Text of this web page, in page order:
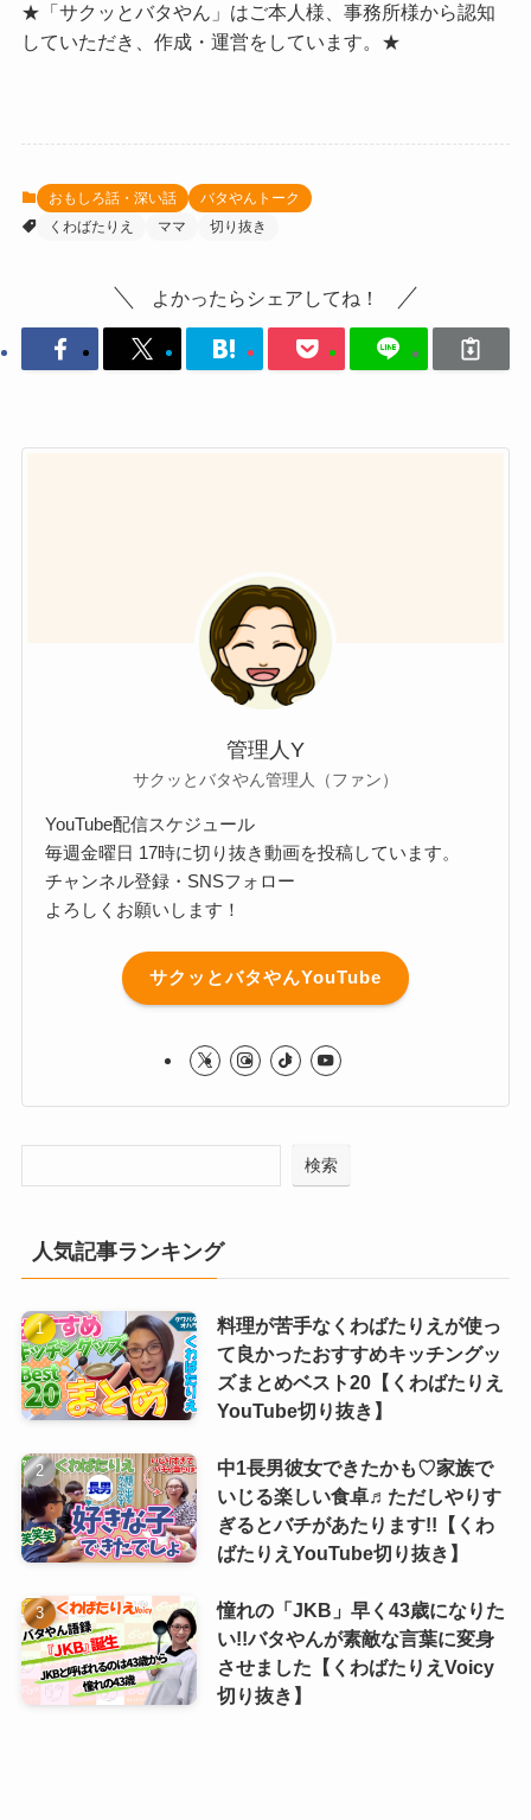
★「サクッとバタやん」はご本人様、事務所様から認知
していただき、作成・運営をしています。★
おもしろ話・深い話
バタやんトーク
くわばたりえ
ママ 切り抜き
よかったらシェアしてね！
管理人Y
サクッとバタやん管理人（ファン）
YouTube配信スケジュール
毎週金曜日 17時に切り抜き動画を投稿しています。
チャンネル登録・SNSフォロー
よろしくお願いします！
サクッとバタやんYouTube
検索
人気記事ランキング
料理が苦手なくわばたりえが使っ
て良かったおすすめキッチングッ
ズまとめベスト20【くわばたりえ
YouTube切り抜き】
中1長男彼女できたかも♡家族で
いじる楽しい食卓♬ただしやりす
ぎるとバチがあたります!!【くわ
ばたりえYouTube切り抜き】
憧れの「JKB」早く43歳になりた
い!!バタやんが素敵な言葉に変身
させました【くわばたりえVoicy
切り抜き】